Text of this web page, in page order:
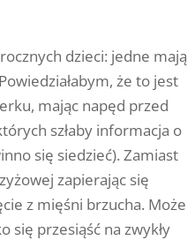
dzieci: jedne mają
że to jest
mając napęd przed
szłaby informacja o
się siedzieć). Zamiast
zapierając się
z mięśni brzucha. Może
się przesiąść na zwykły